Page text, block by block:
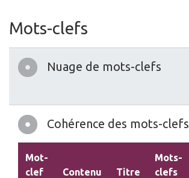
Mots-clefs
Nuage de mots-clefs
Cohérence des mots-clefs
Mot-
clef
Contenu Titre
Mots-
clefs